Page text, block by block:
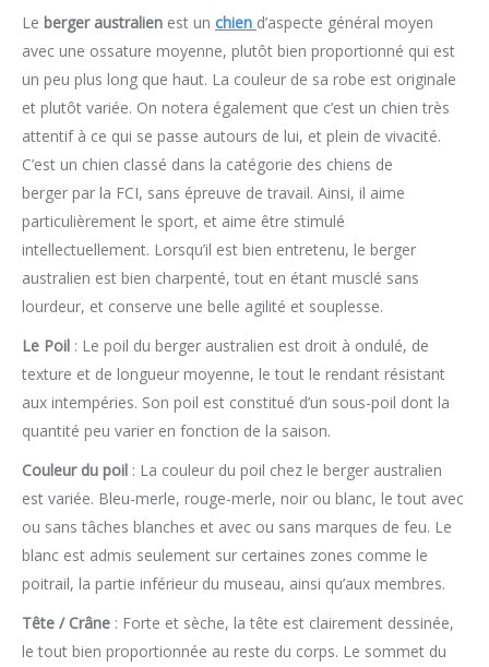
Le berger australien est un chien d’aspecte général moyen
avec une ossature moyenne, plutôt bien proportionné qui est
un peu plus long que haut. La couleur de sa robe est originale
et plutôt variée. On notera également que c’est un chien très
attentif à ce qui se passe autours de lui, et plein de vivacité.
C’est un chien classé dans la catégorie des chiens de
berger par la FCI, sans épreuve de travail. Ainsi, il aime
particulièrement le sport, et aime être stimulé
intellectuellement. Lorsqu’il est bien entretenu, le berger
australien est bien charpenté, tout en étant musclé sans
lourdeur, et conserve une belle agilité et souplesse.
Le Poil : Le poil du berger australien est droit à ondulé, de
texture et de longueur moyenne, le tout le rendant résistant
aux intempéries. Son poil est constitué d’un sous-poil dont la
quantité peu varier en fonction de la saison.
Couleur du poil : La couleur du poil chez le berger australien
est variée. Bleu-merle, rouge-merle, noir ou blanc, le tout avec
ou sans tâches blanches et avec ou sans marques de feu. Le
blanc est admis seulement sur certaines zones comme le
poitrail, la partie inférieur du museau, ainsi qu’aux membres.
Tête / Crâne : Forte et sèche, la tête est clairement dessinée,
le tout bien proportionnée au reste du corps. Le sommet du